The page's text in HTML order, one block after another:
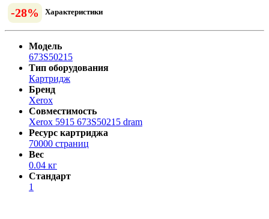
-28% Характеристики
Модель
673S50215
Тип оборудования
Картридж
Бренд
Xerox
Совместимость
Xerox 5915 673S50215 dram
Ресурс картриджа
70000 страниц
Вес
0.04 кг
Стандарт
1